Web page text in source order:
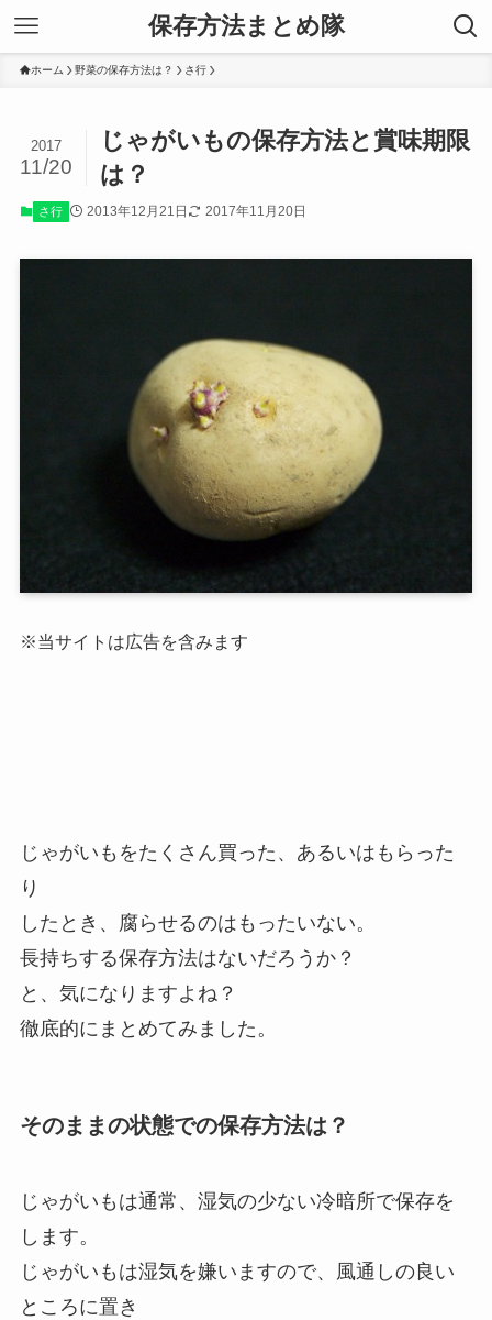
保存方法まとめ隊
ホーム 野菜の保存方法は？ さ行
じゃがいもの保存方法と賞味期限
は？
2017
11/20
さ行 2013年12月21日 2017年11月20日
※当サイトは広告を含みます
じゃがいもをたくさん買った、あるいはもらった
り
したとき、腐らせるのはもったいない。
長持ちする保存方法はないだろうか？
と、気になりますよね？
徹底的にまとめてみました。
そのままの状態での保存方法は？
じゃがいもは通常、湿気の少ない冷暗所で保存を
します。
じゃがいもは湿気を嫌いますので、風通しの良い
ところに置き